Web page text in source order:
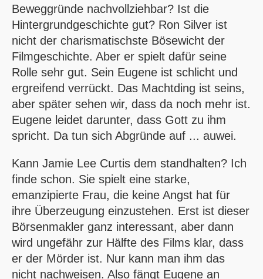
Beweggründe nachvollziehbar? Ist die
Hintergrundgeschichte gut? Ron Silver ist
nicht der charismatischste Bösewicht der
Filmgeschichte. Aber er spielt dafür seine
Rolle sehr gut. Sein Eugene ist schlicht und
ergreifend verrückt. Das Machtding ist seins,
aber später sehen wir, dass da noch mehr ist.
Eugene leidet darunter, dass Gott zu ihm
spricht. Da tun sich Abgründe auf ... auwei.
Kann Jamie Lee Curtis dem standhalten? Ich
finde schon. Sie spielt eine starke,
emanzipierte Frau, die keine Angst hat für
ihre Überzeugung einzustehen. Erst ist dieser
Börsenmakler ganz interessant, aber dann
wird ungefähr zur Hälfte des Films klar, dass
er der Mörder ist. Nur kann man ihm das
nicht nachweisen. Also fängt Eugene an